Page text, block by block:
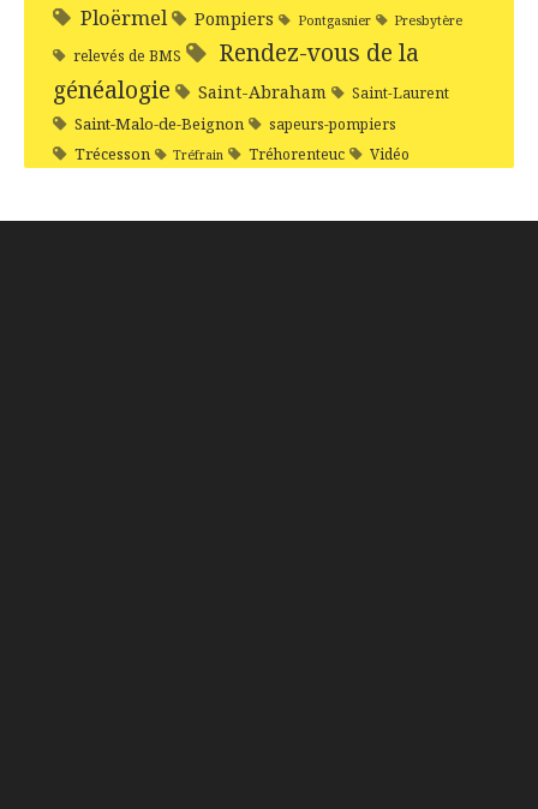
Ploërmel Pompiers Pontgasnier Presbytère
relevés de BMS
Rendez-vous de la
généalogie
Saint-Abraham Saint-Laurent
Saint-Malo-de-Beignon sapeurs-pompiers
Trécesson Tréfrain Tréhorenteuc Vidéo